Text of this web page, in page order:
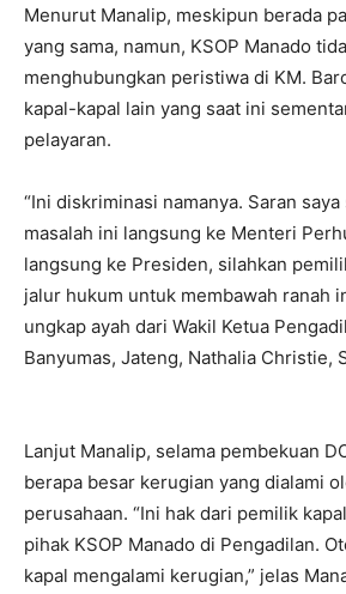
Menurut Manalip, meskipun berada
yang sama, namun, KSOP Manado
menghubungkan peristiwa di KM.
kapal-kapal lain yang saat ini
pelayaran.
“Ini diskriminasi namanya. Saran
masalah ini langsung ke Menteri
langsung ke Presiden, silahkan
jalur hukum untuk membawah ranah
ungkap ayah dari Wakil Ketua
Banyumas, Jateng, Nathalia Christie,
Lanjut Manalip, selama pembekuan
berapa besar kerugian yang dialami
perusahaan. “Ini hak dari pemilik
pihak KSOP Manado di Pengadilan.
kapal mengalami kerugian,” jelas